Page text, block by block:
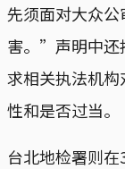
先须面对大众
害。”声明中
求相关执法机
性和是否过当。
台北地检署则